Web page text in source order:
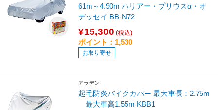
61m～4.90m ハリアー・プリウスα・オ
デッセイ BB-N72
¥15,300 (税込)
ポイント：1,530
お取り寄せ
アラデン
起毛防炎バイクカバー 最大車長：2.75m
最大車高1.55m KBB1